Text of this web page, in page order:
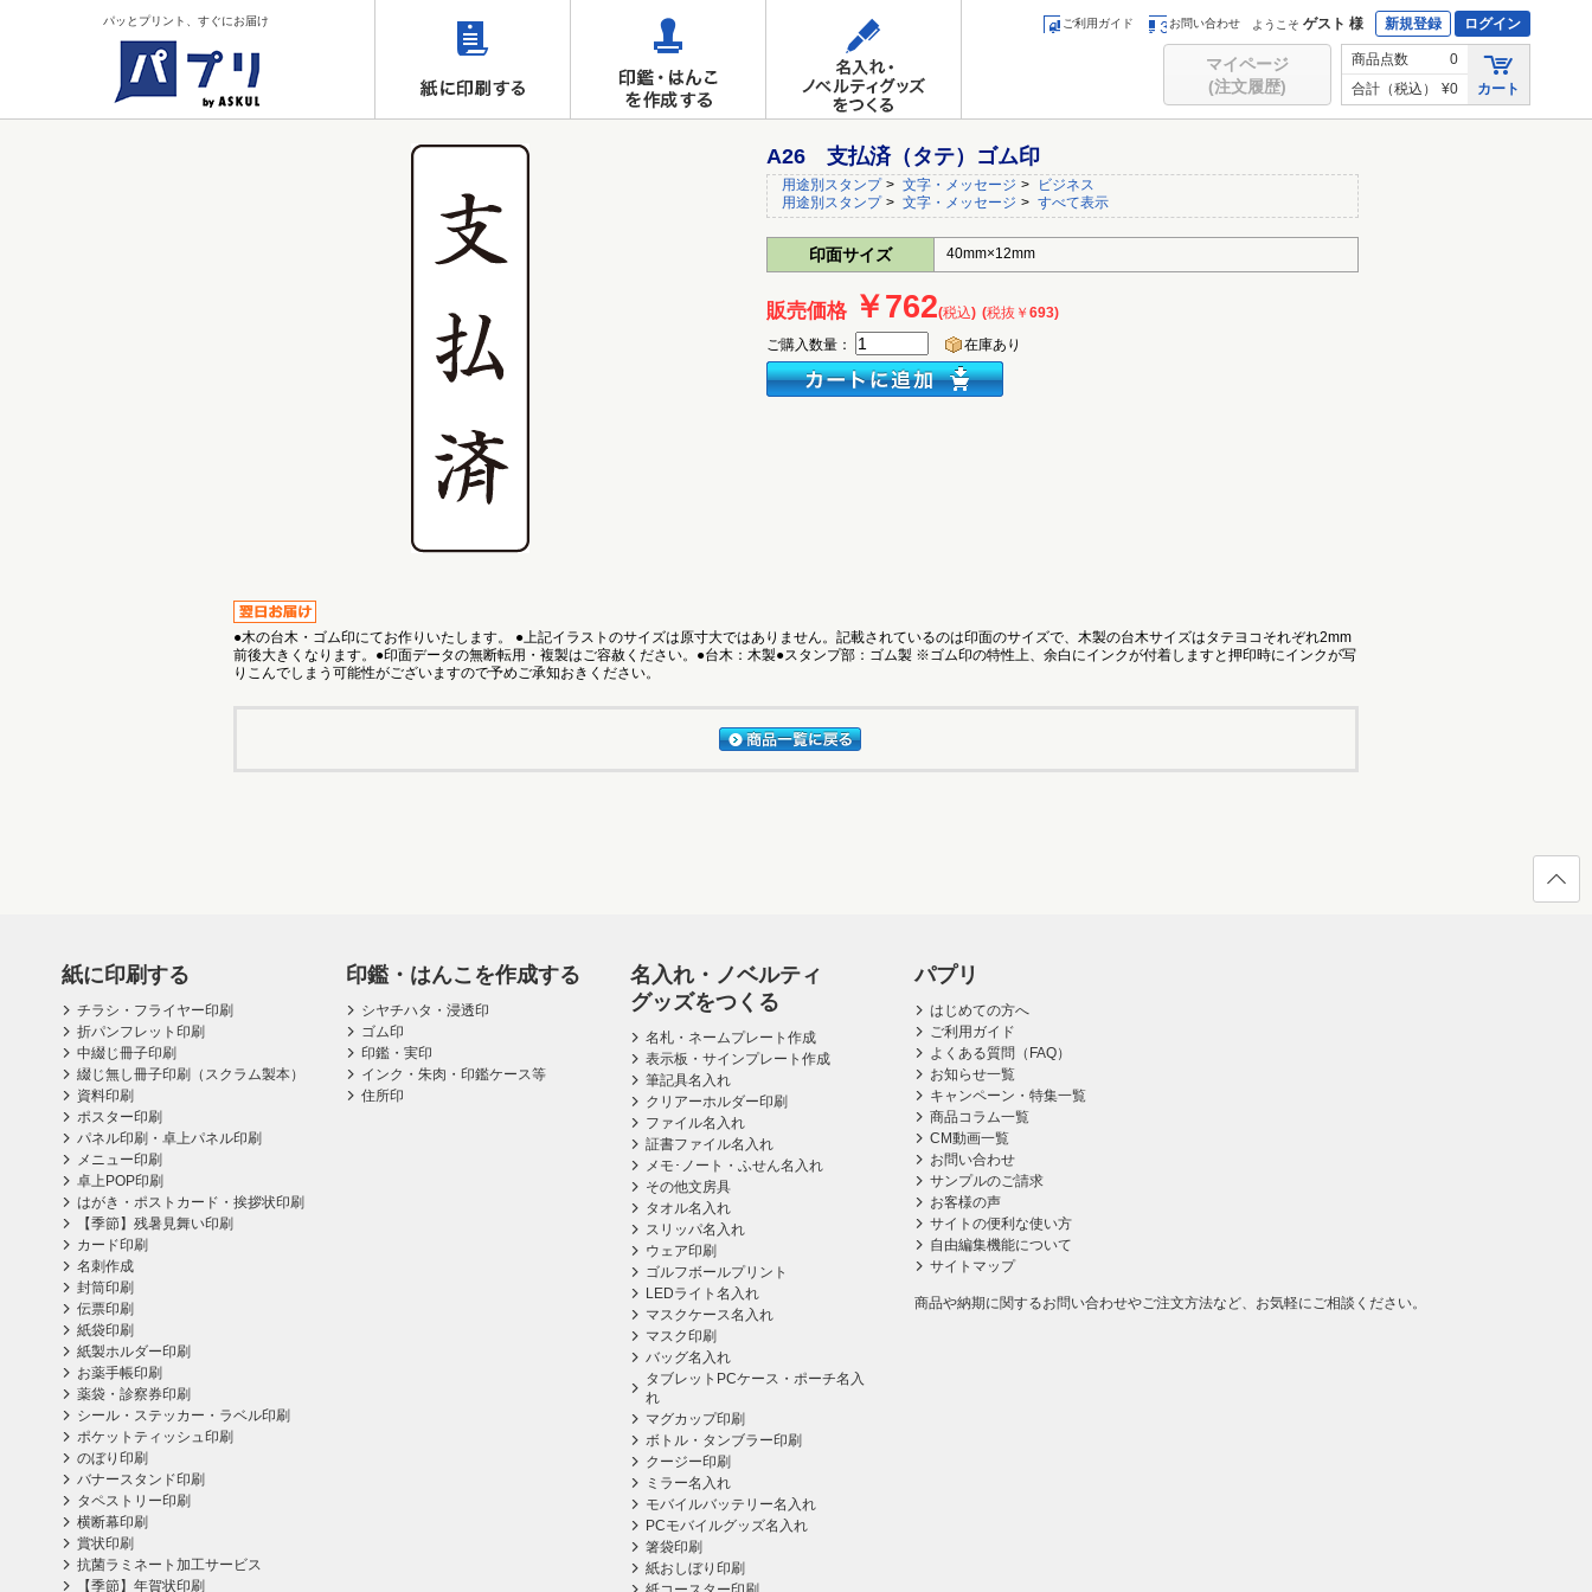
パッとプリント、すぐにお届け ご利用ガイド お問い合わせ ようこそ ゲスト 様 新規登録 ログイン
マイページ
(注文履歴)
商品点数
0
合計（税込）
¥0 カート
A26 支払済（タテ）ゴム印
用途別スタンプ > 文字・メッセージ >
ビジネス
用途別スタンプ > 文字・メッセージ > すべて表示
印面サイズ 40mm×12mm
販売価格 ￥762(税込) (税抜￥693)
ご購入数量： 在庫あり
●木の台木・ゴム印にてお作りいたします。 ●上記イラストのサイズは原寸大ではありません。記載されているのは印面のサイズで、木製の台木サイズはタテヨコそれぞれ2mm
前後大きくなります。●印面データの無断転用・複製はご容赦ください。●台木：木製●スタンプ部：ゴム製 ※ゴム印の特性上、余白にインクが付着しますと押印時にインクが写
りこんでしまう可能性がございますので予めご承知おきください。
紙に印刷する
チラシ・フライヤー印刷
折パンフレット印刷
中綴じ冊子印刷
綴じ無し冊子印刷（スクラム製本）
資料印刷
ポスター印刷
パネル印刷・卓上パネル印刷
メニュー印刷
卓上POP印刷
はがき・ポストカード・挨拶状印刷
【季節】残暑見舞い印刷
カード印刷
名刺作成
封筒印刷
伝票印刷
紙袋印刷
紙製ホルダー印刷
お薬手帳印刷
薬袋・診察券印刷
シール・ステッカー・ラベル印刷
ポケットティッシュ印刷
のぼり印刷
バナースタンド印刷
タペストリー印刷
横断幕印刷
賞状印刷
抗菌ラミネート加工サービス
【季節】年賀状印刷
印鑑・はんこを作成する
シヤチハタ・浸透印
ゴム印
印鑑・実印
インク・朱肉・印鑑ケース等
住所印
名入れ・ノベルティ
グッズをつくる
名札・ネームプレート作成
表示板・サインプレート作成
筆記具名入れ
クリアーホルダー印刷
ファイル名入れ
証書ファイル名入れ
メモ･ノート・ふせん名入れ
その他文房具
タオル名入れ
スリッパ名入れ
ウェア印刷
ゴルフボールプリント
LEDライト名入れ
マスクケース名入れ
マスク印刷
バッグ名入れ
タブレットPCケース・ポーチ名入
れ
マグカップ印刷
ボトル・タンブラー印刷
クージー印刷
ミラー名入れ
モバイルバッテリー名入れ
PCモバイルグッズ名入れ
箸袋印刷
紙おしぼり印刷
パプリ
はじめての方へ
ご利用ガイド
よくある質問（FAQ）
お知らせ一覧
キャンペーン・特集一覧
商品コラム一覧
CM動画一覧
お問い合わせ
サンプルのご請求
お客様の声
サイトの便利な使い方
自由編集機能について
サイトマップ
商品や納期に関するお問い合わせやご注文方法など、お気軽にご相談ください。